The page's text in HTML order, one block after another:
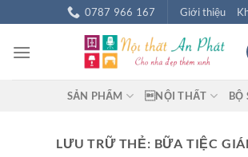
đến
nội
0787 966 167 Giới thiệu
SẢN PHẨM NỘI THẤT BỘ
LƯU TRỮ THẺ: BỮA TIỆC